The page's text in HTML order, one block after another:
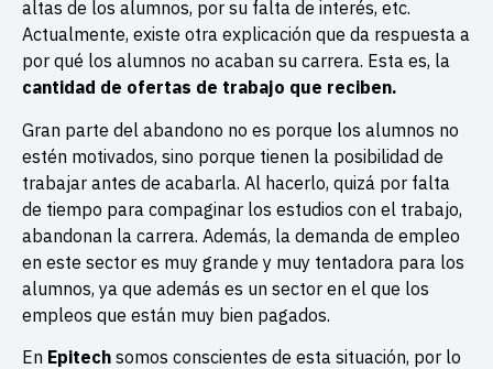
altas de los alumnos, por su falta de interés, etc.
Actualmente, existe otra explicación que da respuesta a
por qué los alumnos no acaban su carrera. Esta es, la
cantidad de ofertas de trabajo que reciben.
Gran parte del abandono no es porque los alumnos no
estén motivados, sino porque tienen la posibilidad de
trabajar antes de acabarla. Al hacerlo, quizá por falta
de tiempo para compaginar los estudios con el trabajo,
abandonan la carrera. Además, la demanda de empleo
en este sector es muy grande y muy tentadora para los
alumnos, ya que además es un sector en el que los
empleos que están muy bien pagados.
En Epitech somos conscientes de esta situación, por lo